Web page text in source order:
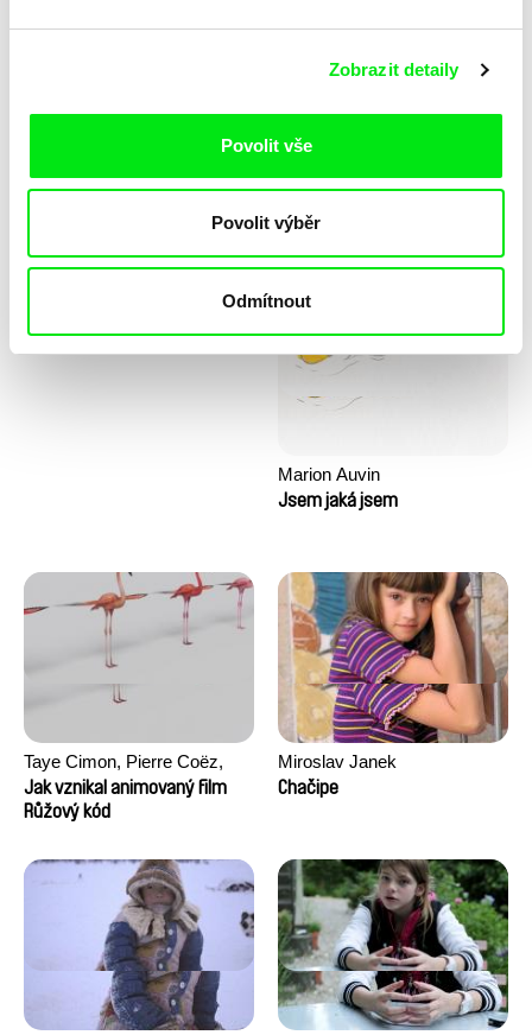
Zobrazit detaily
Povolit vše
Povolit výběr
Odmítnout
KO but happy
Marion Auvin
Jsem jaká jsem
Taye Cimon, Pierre Coëz,
Julie Groux, Sandra Leydier,
Manuarii Morel, Romain
Jak vznikal animovaný film
Růžový kód
Miroslav Janek
Chačipe